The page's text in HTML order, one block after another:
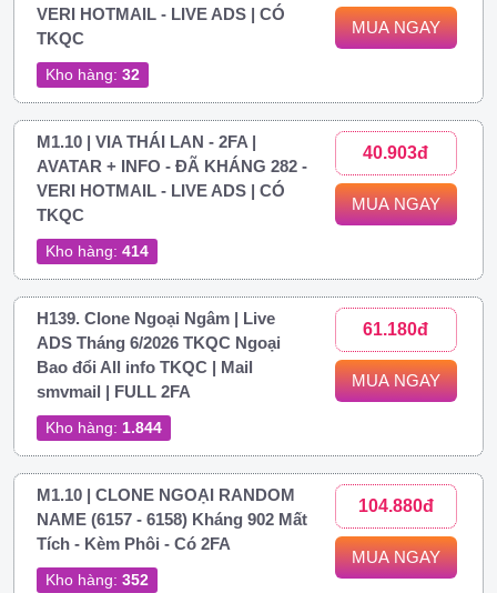
VERI HOTMAIL - LIVE ADS | CÓ
TKQC
Kho hàng: 32
MUA NGAY
M1.10 | VIA THÁI LAN - 2FA |
AVATAR + INFO - ĐÃ KHÁNG 282 -
VERI HOTMAIL - LIVE ADS | CÓ
TKQC
Kho hàng: 414
40.903đ
MUA NGAY
H139. Clone Ngoại Ngâm | Live
ADS Tháng 6/2026 TKQC Ngoại
Bao đổi All info TKQC | Mail
smvmail | FULL 2FA
Kho hàng: 1.844
61.180đ
MUA NGAY
M1.10 | CLONE NGOẠI RANDOM
NAME (6157 - 6158) Kháng 902 Mất
Tích - Kèm Phôi - Có 2FA
Kho hàng: 352
104.880đ
MUA NGAY